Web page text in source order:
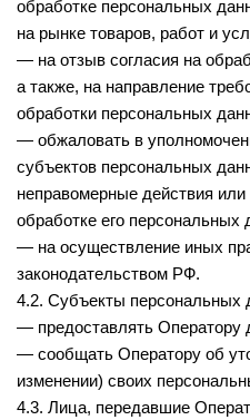
обработке персональных
на рынке товаров, работ и
— на отзыв согласия на
а также, на направление
обработки персональных
— обжаловать в
субъектов персональных
неправомерные действия
обработке его персональных
— на осуществление иных
законодательством РФ.
4.2. Субъекты персональных
— предоставлять Оператору
— сообщать Оператору об
изменении) своих
4.3. Лица, передавшие